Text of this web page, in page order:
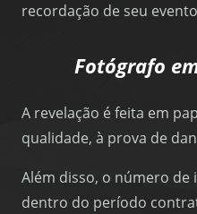
recordação de seu
Fotógrafo
A revelação é feita em
qualidade, à prova de
Além disso, o número
dentro do período